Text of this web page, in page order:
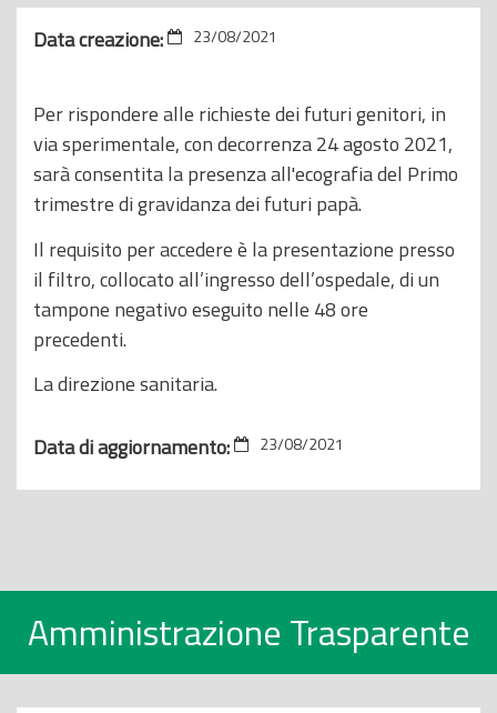
Data creazione: 23/08/2021
Per rispondere alle richieste dei futuri genitori, in
via sperimentale, con decorrenza 24 agosto 2021,
sarà consentita la presenza all'ecografia del Primo
trimestre di gravidanza dei futuri papà.
Il requisito per accedere è la presentazione presso
il filtro, collocato all’ingresso dell’ospedale, di un
tampone negativo eseguito nelle 48 ore
precedenti.
La direzione sanitaria.
Data di aggiornamento: 23/08/2021
Amministrazione Trasparente